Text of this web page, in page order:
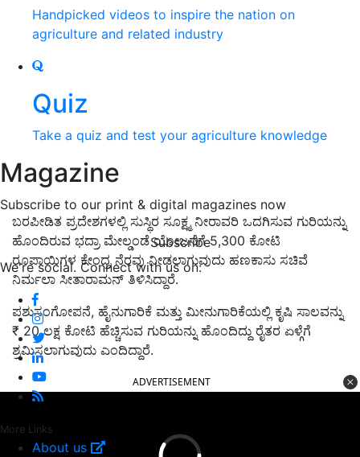
Handpicked videos to inspire the nation on
agriculture and related industry
Quiz
Take a quiz and test your agriculture knowledge
Magazine
Subscribe to our print & digital magazines now
Subscribe
We're social. Connect with us on:
More Links
About us
ಬರಪೀಡಿತ ಪ್ರದೇಶಗಳಲ್ಲಿ ಸುಸ್ಥಿರ ಸೂಕ್ಷ್ಮ ನೀರಾವರಿ ಒದಗಿಸುವ ಗುರಿಯನ್ನು
ಹೊಂದಿರುವ ಭದ್ರಾ ಮೇಲ್ಡಂಡೆ ಯೋಜನೆಗೆ 5,300 ಕೋಟಿ
ರೂಪಾಯಿಗಳ ಕೇಂದ್ರ ನೆರವು ನೀಡಲಾಗುವುದು ಹಣಕಾಸು ಸಚಿವೆ
ನಿರ್ಮಲಾ ಸೀತಾರಾಮನ್‌ ತಿಳಿಸಿದ್ದಾರೆ.
ಪಶುಸಂಗೋಪನೆ, ಹೈನುಗಾರಿಕೆ ಮತ್ತು ಮೀನುಗಾರಿಕೆಯಲ್ಲಿ ಕೃಷಿ ಸಾಲವನ್ನು
₹ 20 ಲಕ್ಷ ಕೋಟಿ ಹೆಚ್ಚಿಸುವ ಗುರಿಯನ್ನು ಹೊಂದಿದ್ದು ರೈತರ ಏಳ್ಗೆಗೆ
ಶ್ರಮಿಸಲಾಗುವುದು ಎಂದಿದ್ದಾರೆ.
ADVERTISEMENT